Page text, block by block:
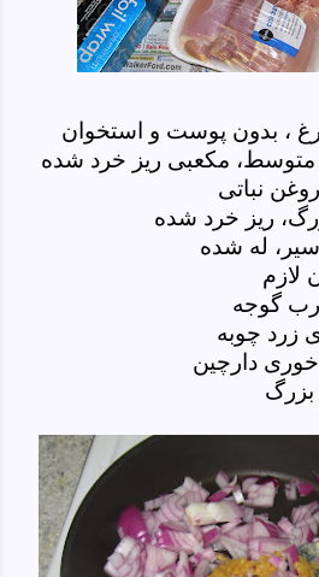
، بدون پوست و استخوان
مکعبی ریز خرد شده
نباتی
ریز خرد شده
له شده
لازم
گوجه
زرد چوبه
دارچین
بزرگ